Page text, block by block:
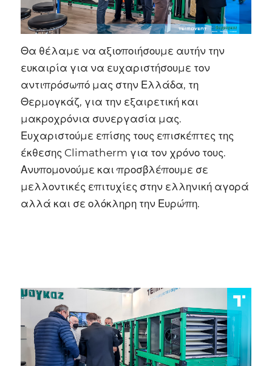
Θα θέλαμε να αξιοποιήσουμε αυτήν την
ευκαιρία για να ευχαριστήσουμε τον
αντιπρόσωπό μας στην Ελλάδα, τη
Θερμογκάζ, για την εξαιρετική και
μακροχρόνια συνεργασία μας.
Ευχαριστούμε επίσης τους επισκέπτες της
έκθεσης Climatherm για τον χρόνο τους.
Ανυπομονούμε και προσβλέπουμε σε
μελλοντικές επιτυχίες στην ελληνική αγορά
αλλά και σε ολόκληρη την Ευρώπη.